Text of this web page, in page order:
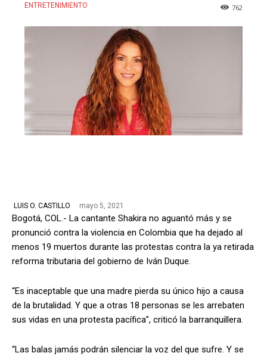
ENTRETENIMIENTO 762
LUIS O. CASTILLO mayo 5, 2021
Bogotá, COL.- La cantante Shakira no aguantó más y se
pronunció contra la violencia en Colombia que ha dejado al
menos 19 muertos durante las protestas contra la ya retirada
reforma tributaria del gobierno de Iván Duque.
“Es inaceptable que una madre pierda su único hijo a causa
de la brutalidad. Y que a otras 18 personas se les arrebaten
sus vidas en una protesta pacífica”, criticó la barranquillera.
“Las balas jamás podrán silenciar la voz del que sufre. Y se